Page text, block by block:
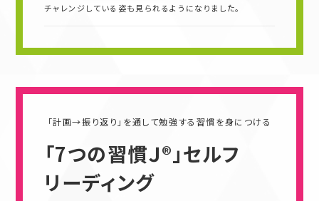
チャレンジしている姿も見られるようになりました。
「計画→振り返り」を通して勉強する習慣を身につける
「7つの習慣Ｊ®」セルフ
リーディング